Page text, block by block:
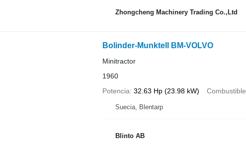
Zhongcheng Machinery Trading Co.,Ltd
Bolinder-Munktell BM-VOLVO
Minitractor
1960
Potencia 32.63 Hp (23.98 kW) Combustible
Suecia, Blentarp
Blinto AB